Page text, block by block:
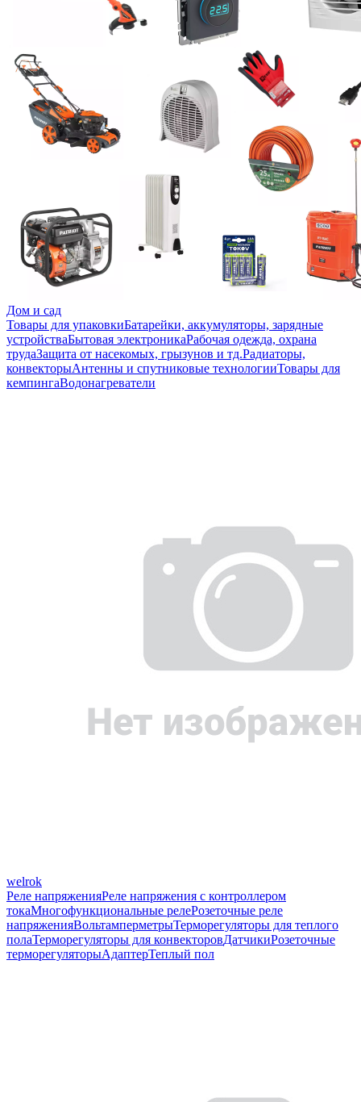
Дом и сад
Товары для упаковкиБатарейки, аккумуляторы, зарядные
устройстваБытовая электроникаРабочая одежда, охрана
трудаЗащита от насекомых, грызунов и тд.Радиаторы,
конвекторыАнтенны и спутниковые технологииТовары для
кемпингаВодонагреватели
welrok
Реле напряженияРеле напряжения с контроллером
токаМногофункциональные релеРозеточные реле
напряженияВольтамперметрыТерморегуляторы для теплого
полаТерморегуляторы для конвекторовДатчикиРозеточные
терморегуляторыАдаптерТеплый пол